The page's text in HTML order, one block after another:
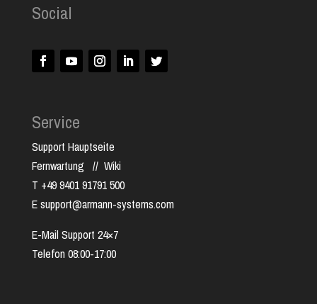
Social
Service
Support Hauptseite
Fernwartung // Wiki
T +49 9401 91791 500
E support@armann-systems.com
E-Mail Support 24×7
Telefon 08:00-17:00